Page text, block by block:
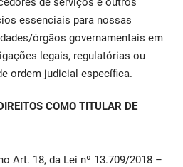
essenciais para nossas
órgãos governamentais em
legais, regulatórias ou
ordem judicial específica.
COMO TITULAR DE
Art. 18, da Lei nº 13.709/2018 –